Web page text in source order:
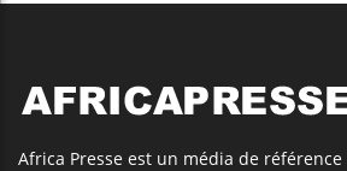
Africa Presse est un média de